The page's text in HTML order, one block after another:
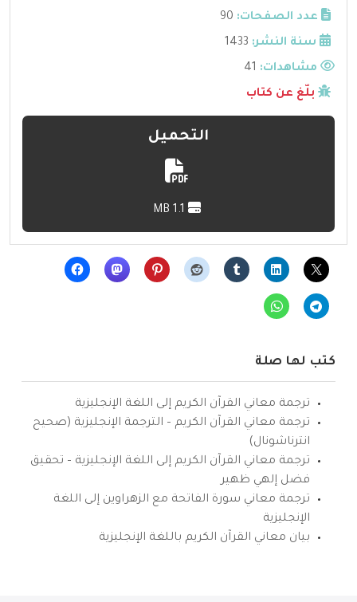
عدد الصفحات: 90
سنة النشر: 1433
مشاهدات:
بلّغ عن كتاب
التحميل
كتب لها صلة
ترجمة معاني القرآن الكريم إلى اللغة الإنجليزية
ترجمة معاني القرآن الكريم – الترجمة الإنجليزية (صحيح
انترناشونال)
ترجمة معاني القرآن الكريم إلى اللغة الإنجليزية – تحقيق
فضل إلهي ظهير
ترجمة معاني سورة الفاتحة مع الزهراوين إلى اللغة
الإنجليزية
بيان معاني القرآن الكريم باللغة الإنجليزية